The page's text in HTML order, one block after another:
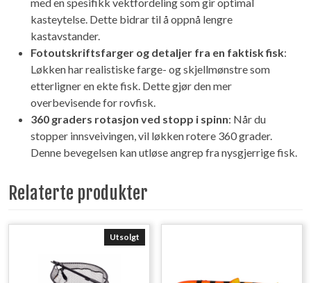
kasteytelse. Dette bidrar til å oppnå lengre
kastavstander.
Fotoutskriftsfarger og detaljer fra en faktisk fisk:
Løkken har realistiske farge- og skjellmønstre som
etterligner en ekte fisk. Dette gjør den mer
overbevisende for rovfisk.
360 graders rotasjon ved stopp i spinn: Når du
stopper innsveivingen, vil løkken rotere 360 grader.
Denne bevegelsen kan utløse angrep fra nysgjerrige fisk.
Relaterte produkter
Utsolgt